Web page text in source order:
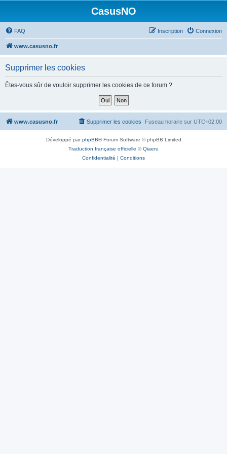
CasusNO
FAQ Connexion
Inscription
www.casusno.fr
Supprimer les cookies
Êtes-vous sûr de vouloir supprimer les cookies de ce forum ?
www.casusno.fr Fuseau horaire sur UTC+02:00
Supprimer les cookies
Développé parphpBB® Forum Software © phpBB Limited
Traduction française officielle ©Qiaeru
Confidentialité | Conditions